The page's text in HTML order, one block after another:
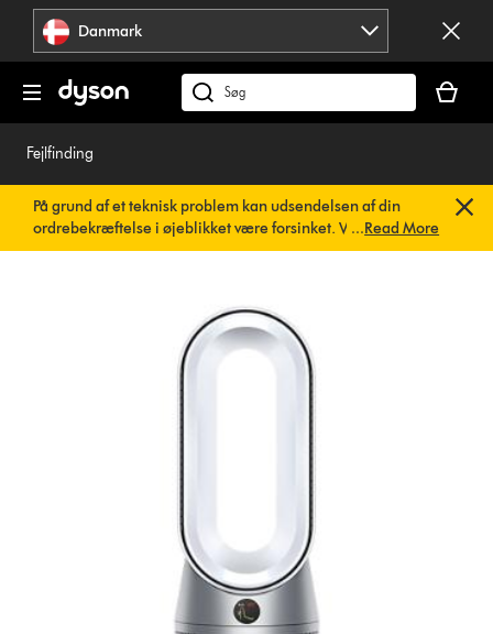
Spring
navigation
Danmark
Søg
på
er
tom
Fejlfinding
På grund af et teknisk problem kan udsendelsen af din
ordrebekræftelse i øjeblikket være forsinket. Vi arbejder
allerede på en hurtig løsning.Du behøver ikke at foretage
...Read More